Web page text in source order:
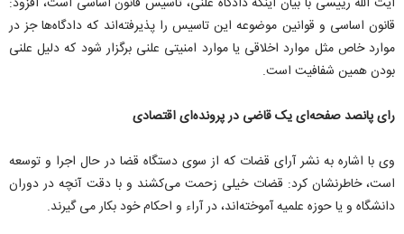
قانون اساسی و قوانین موضوعه این تاسیس را پذیرفته‌اند که دادگاه‌ها جز در
موارد خاص مثل موارد اخلاقی یا موارد امنیتی علنی برگزار شود که دلیل علنی
بودن همین شفافیت است.
رای پانصد صفحه‌ای یک قاضی در پرونده‌ای اقتصادی
وی با اشاره به نشر آرای قضات که از سوی دستگاه قضا در حال اجرا و توسعه
است، خاطرنشان کرد: قضات خیلی زحمت می‌کشند و با دقت آنچه در دوران
دانشگاه و یا حوزه علمیه آموخته‌اند، در آراء و احکام خود بکار می گیرند.